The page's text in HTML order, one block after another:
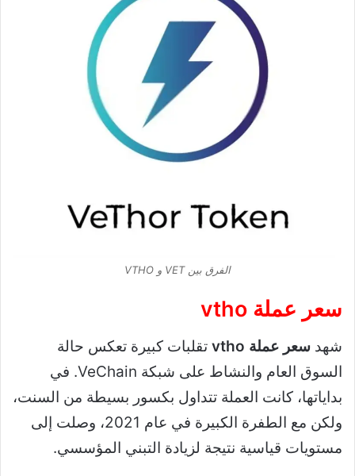
الفرق بين VET و VTHO
سعر عملة vtho
شهد سعر عملة vtho
تقلبات كبيرة تعكس حالة
السوق العام والنشاط على شبكة VeChain. في
بداياتها، كانت العملة تتداول بكسور بسيطة من السنت،
ولكن مع الطفرة الكبيرة في عام 2021، وصلت إلى
مستويات قياسية نتيجة لزيادة التبني المؤسسي.